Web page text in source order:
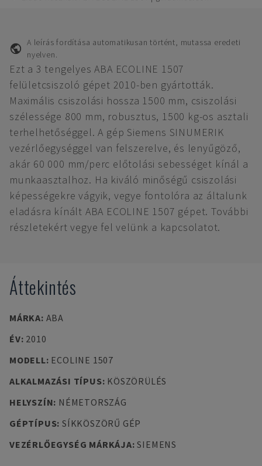
A leírás fordítása automatikusan történt, mutassa eredeti
nyelven.
Ezt a 3 tengelyes ABA ECOLINE 1507
felületcsiszoló gépet 2010-ben gyártották.
Maximális csiszolási hossza 1500 mm, csiszolási
szélessége 800 mm, robusztus, 1500 kg-os asztali
terhelhetőséggel. A gép Siemens SINUMERIK
vezérlőegységgel van felszerelve, és lenyűgöző,
akár 60 000 mm/perc előtolási sebességet kínál a
munkaasztalhoz. Ha kiváló minőségű csiszolási
képességekre vágyik, vegye fontolóra az általunk
eladásra kínált ABA ECOLINE 1507 gépet. További
részletekért vegye fel velünk a kapcsolatot.
Áttekintés
MÁRKA: ABA
ÉV: 2010
MODELL: ECOLINE 1507
ALKALMAZÁSI TÍPUS: KÖSZÖRÜLÉS
HELYSZÍN: NÉMETORSZÁG
GÉPTÍPUS: SÍKKÖSZÖRŰ GÉP
VEZÉRLŐEGYSÉG MÁRKÁJA:SIEMENS